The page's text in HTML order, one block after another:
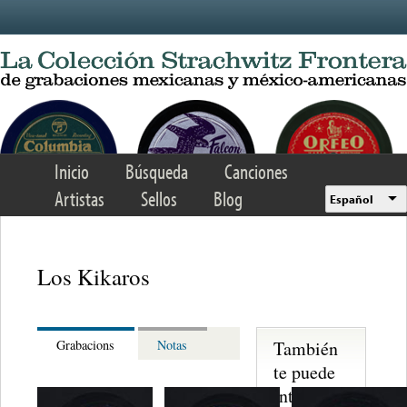
Inicio Búsqueda
Canciones
Artistas
Sellos Blog Español
Los Kikaros
Grabacions Notas
También
te puede
interesar...